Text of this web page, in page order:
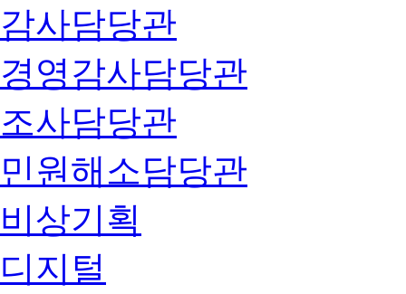
감사담당관
경영감사담당관
조사담당관
민원해소담당관
비상기획
디지털